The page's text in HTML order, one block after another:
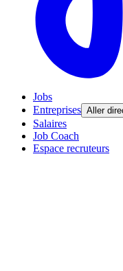
Jobs
Entreprises Aller
Salaires
Job Coach
Espace recruteurs